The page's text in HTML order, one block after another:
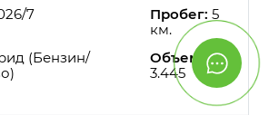
7 Пробег: 5
км.
(Бензин/
Объем:
3.445